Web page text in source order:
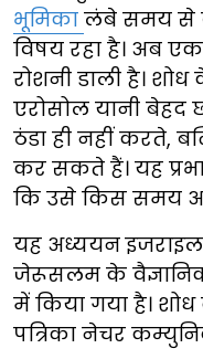
भूमिका लंबे समय से
विषय रहा है। अब
रोशनी डाली है।
एरोसोल यानी
ठंडा ही नहीं करते,
कर सकते हैं। यह
कि उसे किस समय
यह अध्ययन इजराइल
जेरूसलम के
में किया गया है। शोध
पत्रिका नेचर